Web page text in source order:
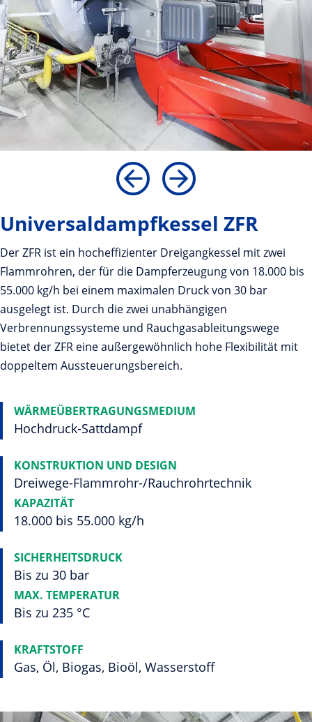
Universaldampfkessel ZFR
Der ZFR ist ein hocheffizienter Dreigangkessel mit zwei
Flammrohren, der für die Dampferzeugung von 18.000 bis
55.000 kg/h bei einem maximalen Druck von 30 bar
ausgelegt ist. Durch die zwei unabhängigen
Verbrennungssysteme und Rauchgasableitungswege
bietet der ZFR eine außergewöhnlich hohe Flexibilität mit
doppeltem Aussteuerungsbereich.
WÄRMEÜBERTRAGUNGSMEDIUM
Hochdruck-Sattdampf
KONSTRUKTION UND DESIGN
Dreiwege-Flammrohr-/Rauchrohrtechnik
KAPAZITÄT
18.000 bis 55.000 kg/h
SICHERHEITSDRUCK
Bis zu 30 bar
MAX. TEMPERATUR
Bis zu 235 °C
KRAFTSTOFF
Gas, Öl, Biogas, Bioöl, Wasserstoff